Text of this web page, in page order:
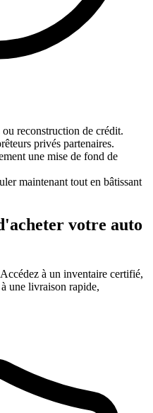
reconstruction de crédit.
privés partenaires.
une mise de fond de
maintenant tout en bâtissant
votre auto
à un inventaire certifié,
une livraison rapide,